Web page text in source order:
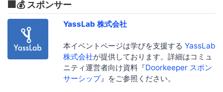
🏢💰 スポンサー
YassLab 株式会社
本イベントページは学びを支援する YassLab
株式会社が提供しております。詳細はコミュ
ニティ運営者向け資料『Doorkeeper スポン
サーシップ』をご参照ください。